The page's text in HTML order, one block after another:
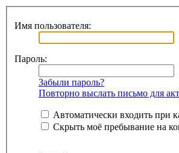
Имя пользователя:
Пароль:
Забыли пароль?
Повторно выслать письмо для
Автоматически входить при
Скрыть моё пребывание на